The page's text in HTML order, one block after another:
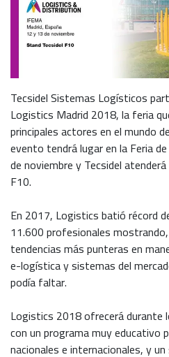
Tecsidel Sistemas Logísticos
Logistics Madrid 2018, la feria
principales actores en el mundo
evento tendrá lugar en la Feria
de noviembre y Tecsidel
F10.
En 2017, Logistics batió récord
11.600 profesionales
tendencias más punteras en
e-logística y sistemas del
podía faltar.
Logistics 2018 ofrecerá durante
con un programa muy educativo
nacionales e internacionales, y